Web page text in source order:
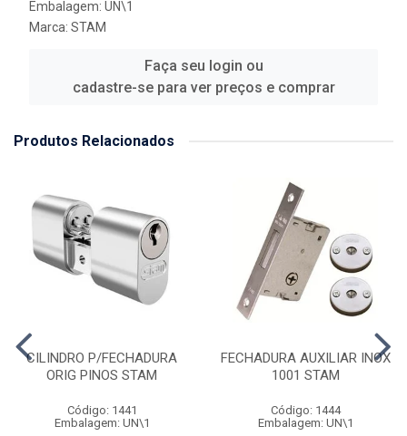
Embalagem: UN\1
Marca: STAM
Faça seu login ou
cadastre-se para ver preços e comprar
Produtos Relacionados
CILINDRO P/FECHADURA
ORIG PINOS STAM
Código: 1441
Embalagem: UN\1
FECHADURA AUXILIAR INOX
1001 STAM
Código: 1444
Embalagem: UN\1